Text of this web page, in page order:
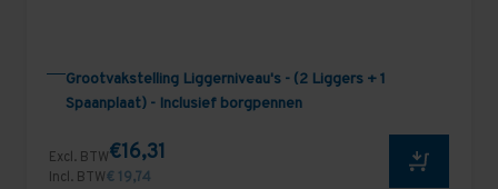
Grootvakstelling Liggerniveau's - (2 Liggers + 1
Spaanplaat) - Inclusief borgpennen
Excl. BTW€16,31
Incl. BTW€ 19,74